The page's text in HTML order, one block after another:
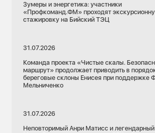
Зумеры и энергетика: участники
«Профкоманд.ФМ» проходят
стажировку на Бийский ТЭЦ
31.07.2026
Команда проекта «Чистые скалы.
маршрут» продолжает приводить в
береговые склоны Енисея при поддержке
Мельниченко
31.07.2026
Неповторимый Анри Матисс и